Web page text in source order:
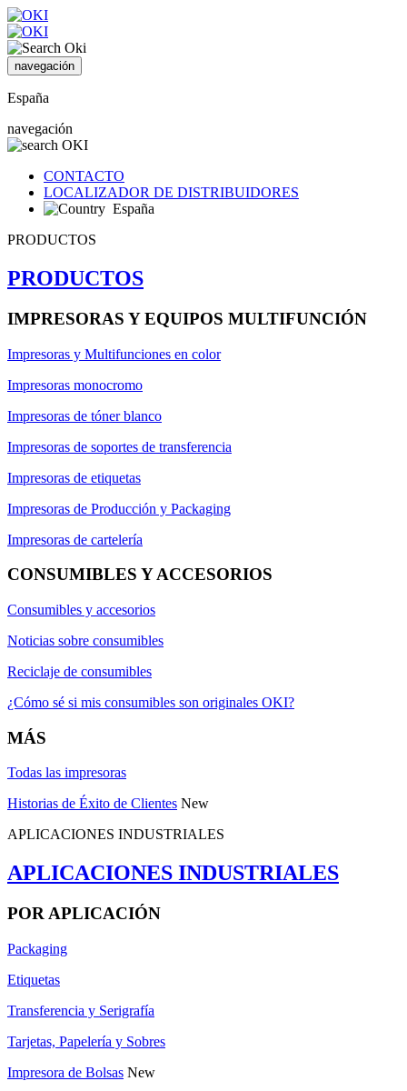
navegación
España
navegación
CONTACTO
LOCALIZADOR DE DISTRIBUIDORES
España
PRODUCTOS
PRODUCTOS
IMPRESORAS Y EQUIPOS MULTIFUNCIÓN
Impresoras y Multifunciones en color
Impresoras monocromo
Impresoras de tóner blanco
Impresoras de soportes de transferencia
Impresoras de etiquetas
Impresoras de Producción y Packaging
Impresoras de cartelería
CONSUMIBLES Y ACCESORIOS
Consumibles y accesorios
Noticias sobre consumibles
Reciclaje de consumibles
¿Cómo sé si mis consumibles son originales OKI?
MÁS
Todas las impresoras
Historias de Éxito de Clientes New
APLICACIONES INDUSTRIALES
APLICACIONES INDUSTRIALES
POR APLICACIÓN
Packaging
Etiquetas
Transferencia y Serigrafía
Tarjetas, Papelería y Sobres
Impresora de Bolsas New